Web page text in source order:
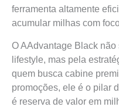
ferramenta altamente
acumular milhas com
O AAdvantage Black
lifestyle, mas pela
quem busca cabine
promoções, ele é o pilar
é reserva de valor em